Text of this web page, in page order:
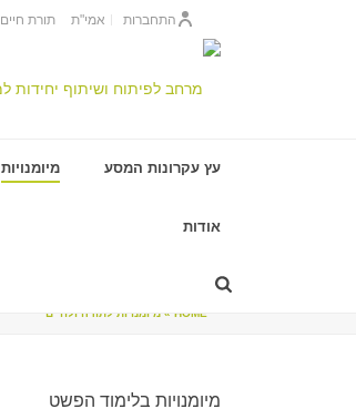
אמי"ת תורת חיים התחברות
עץ עקרונות המסע מיומנויות
אודות
HOME
» מיומנויות לתורה ולחיים
מיומנויות בלימוד הפשט